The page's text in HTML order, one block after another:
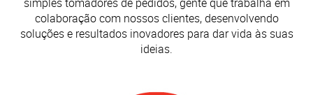
colaboração com nossos clientes, desenvolvendo
soluções e resultados inovadores para dar vida às suas
ideias.